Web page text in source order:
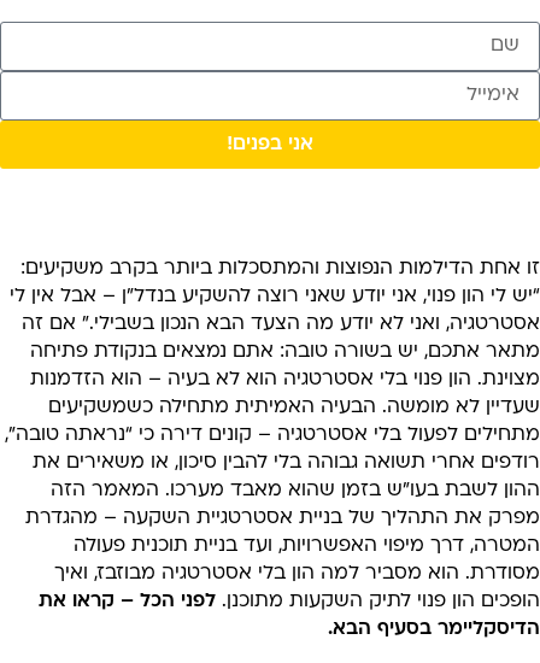
אני בפנים!
אחת הדילמות הנפוצות והמתסכלות ביותר בקרב משקיעים:
לי הון פנוי, אני יודע שאני רוצה להשקיע בנדל”ן – אבל אין לי
ואני לא יודע מה הצעד הבא הנכון בשבילי.” אם זה
אתכם, יש בשורה טובה: אתם נמצאים בנקודת פתיחה
הון פנוי בלי אסטרטגיה הוא לא בעיה – הוא הזדמנות
לא מומשה. הבעיה האמיתית מתחילה כשמשקיעים
לפעול בלי אסטרטגיה – קונים דירה כי “נראתה טובה”,
אחרי תשואה גבוהה בלי להבין סיכון, או משאירים את
לשבת בעו”ש בזמן שהוא מאבד מערכו. המאמר הזה
את התהליך של בניית אסטרטגיית השקעה – מהגדרת
דרך מיפוי האפשרויות, ועד בניית תוכנית פעולה
הוא מסביר למה הון בלי אסטרטגיה מבוזבז, ואיך
הון פנוי לתיק השקעות מתוכנן. לפני הכל – קראו את
בסעיף הבא.